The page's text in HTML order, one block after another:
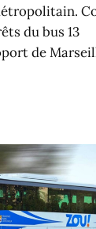
du bus 13
de